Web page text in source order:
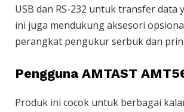
USB dan RS-232 untuk transfer data
ini juga mendukung aksesori
perangkat pengukur serbuk dan
Pengguna AMTAST
Produk ini cocok untuk berbagai